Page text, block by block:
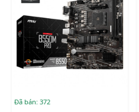
Đã bán: 372